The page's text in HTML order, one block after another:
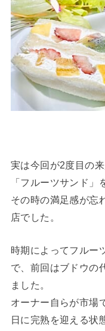
実は今回が2度目の
「フルーツサンド」
その時の満足感が忘
店でした。
時期によってフルー
で、前回はブドウの
ました。
オーナー自らが市場
日に完熟を迎える状